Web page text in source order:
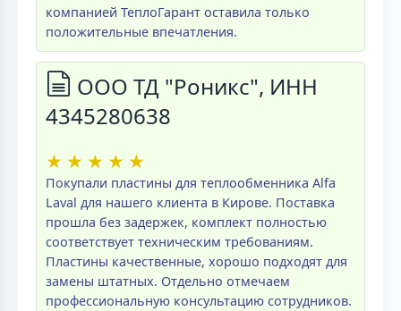
компанией ТеплоГарант оставила только
положительные впечатления.
ООО ТД "Роникс", ИНН
4345280638
★ ★ ★ ★ ★
Покупали пластины для теплообменника Alfa
Laval для нашего клиента в Кирове. Поставка
прошла без задержек, комплект полностью
соответствует техническим требованиям.
Пластины качественные, хорошо подходят для
замены штатных. Отдельно отмечаем
профессиональную консультацию сотрудников.